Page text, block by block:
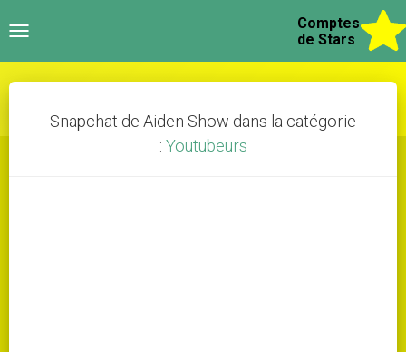
Toggle
Comptes
de Stars
Snapchat de Aiden Show dans la catégorie
: Youtubeurs